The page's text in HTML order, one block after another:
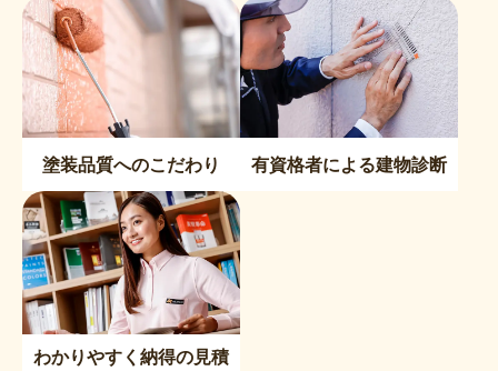
塗装品質へのこだわり 有資格者による建物診断
わかりやすく納得の見積